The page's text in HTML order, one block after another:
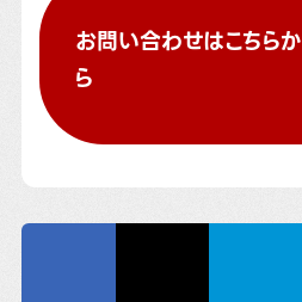
お問い合わせはこちらか
ら